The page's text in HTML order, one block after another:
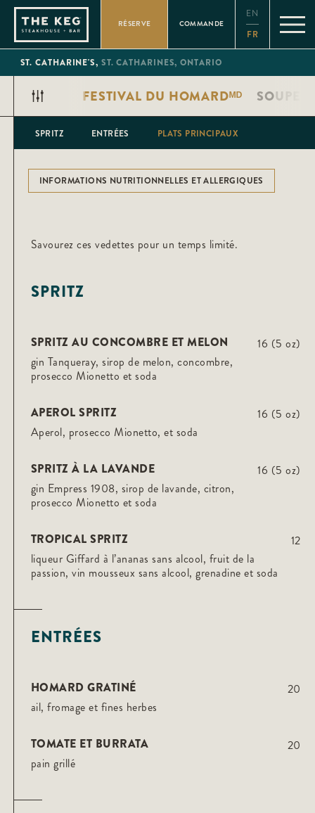
Please
note:
website
includes
RÉSERVE COMMANDE
EN
FR
ST. CATHARINE'S, ST. CATHARINES,ONTARIO
FESTIVAL DU HOMARDᴹᴰ SOUPER
SPRITZ ENTRÉES PLATS PRINCIPAUX
INFORMATIONS NUTRITIONNELLES ET ALLERGIQUES
Savourez ces vedettes pour un temps limité.
SPRITZ
SPRITZ AU CONCOMBRE ET MELON
gin Tanqueray, sirop de melon, concombre,
prosecco Mionetto et soda
16 (5 oz)
APEROL SPRITZ
Aperol, prosecco Mionetto, et soda
16 (5 oz)
SPRITZ À LA LAVANDE
gin Empress 1908, sirop de lavande, citron,
prosecco Mionetto et soda
16 (5 oz)
TROPICAL SPRITZ
liqueur Giffard à l’ananas sans alcool, fruit de la
passion, vin mousseux sans alcool, grenadine et soda
12
ENTRÉES
HOMARD GRATINÉ
ail, fromage et fines herbes
20
TOMATE ET BURRATA
pain grillé
20